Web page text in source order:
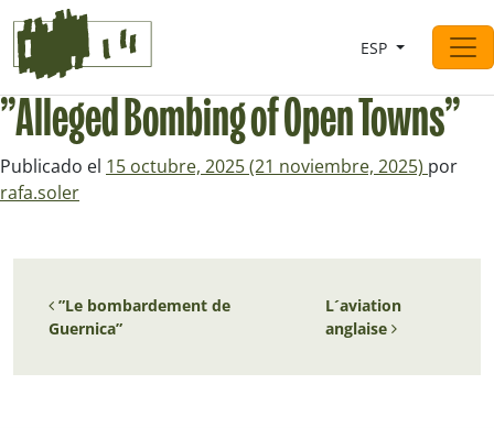
Saltar al contingut
Navegación principal
ESP
”Alleged Bombing of Open Towns”
Publicado el 15 octubre, 2025(21 noviembre, 2025) por
rafa.soler
Navegación de entradas
”Le bombardement de
Guernica”
L´aviation
anglaise